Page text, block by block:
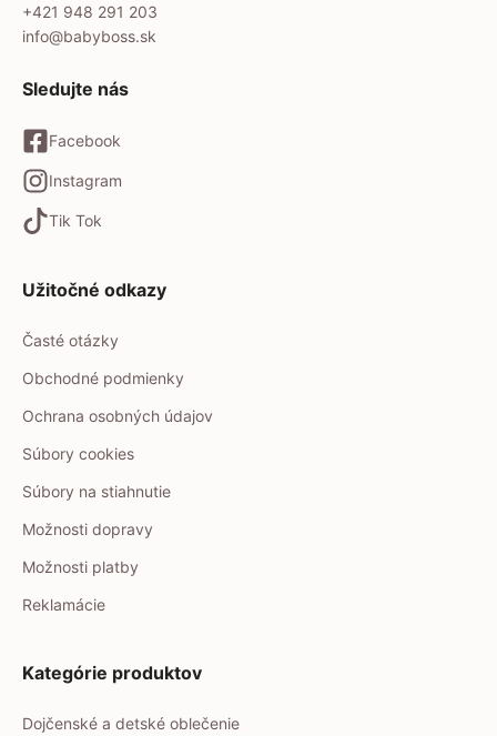
+421 948 291 203
info@babyboss.sk
Sledujte nás
Facebook
Instagram
Tik Tok
Užitočné odkazy
Časté otázky
Obchodné podmienky
Ochrana osobných údajov
Súbory cookies
Súbory na stiahnutie
Možnosti dopravy
Možnosti platby
Reklamácie
Kategórie produktov
Dojčenské a detské oblečenie